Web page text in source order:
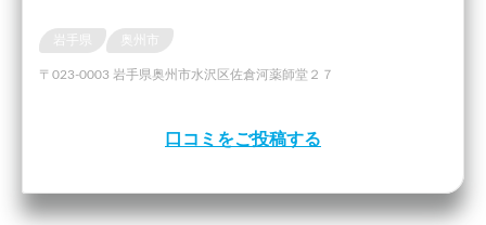
岩手県
〒023-0003 岩手県奥州市水沢区佐倉河薬師堂２７
口コミをご投稿する